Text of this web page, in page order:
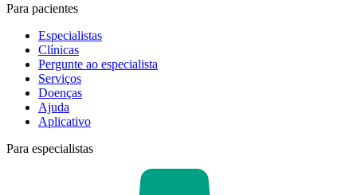
Para pacientes
Especialistas
Clínicas
Pergunte ao especialista
Serviços
Doenças
Ajuda
Aplicativo
Para especialistas